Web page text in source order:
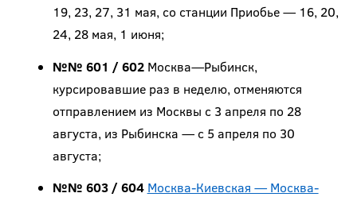
19, 23, 27, 31 мая, со станции Приобье — 16, 20,
24, 28 мая, 1 июня;
№№ 601 / 602Москва—Рыбинск,
курсировавшие раз в неделю, отменяются
отправлением из Москвы с 3 апреля по 28
августа, из Рыбинска — с 5 апреля по 30
августа;
№№ 603 / 604 Москва-Киевская — Москва-